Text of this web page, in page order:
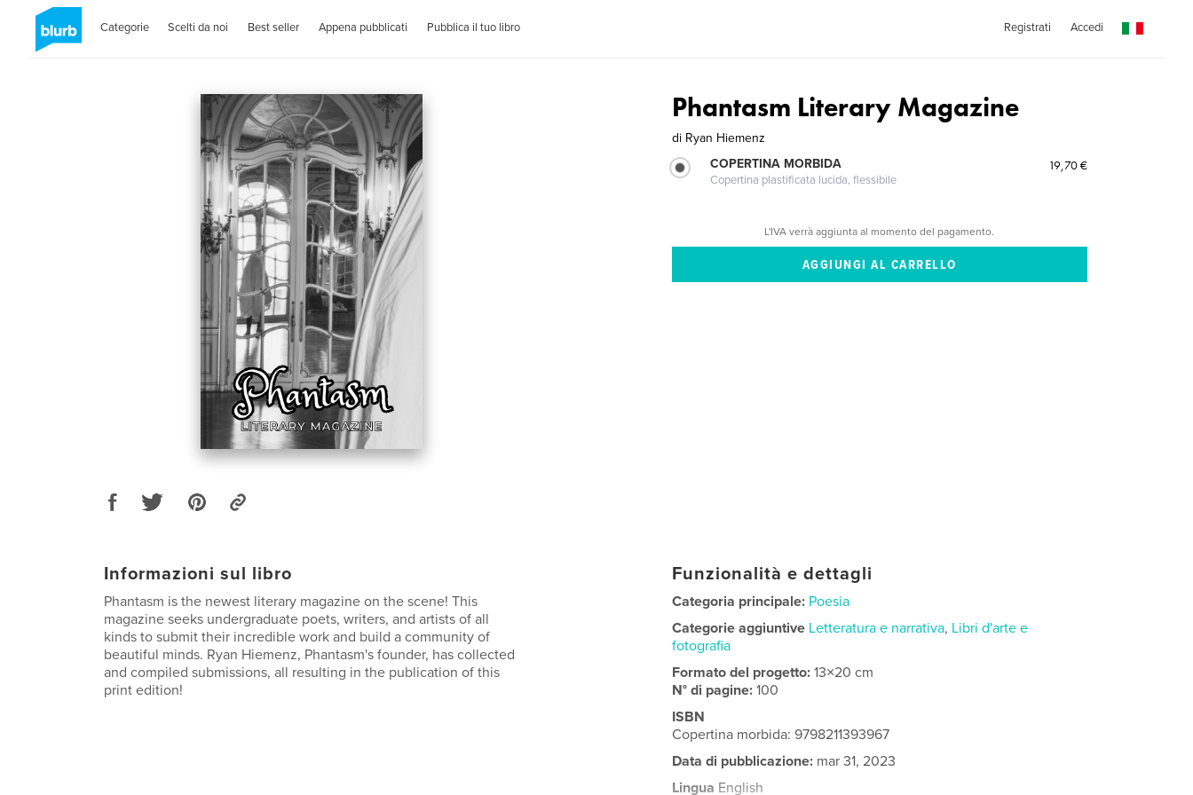
Categorie Scelti da noi Best seller Appena pubblicati Pubblica il tuo libro Registrati Accedi
Phantasm Literary Magazine
di Ryan Hiemenz
COPERTINA MORBIDA
Copertina plastificata lucida, flessibile
19,70 €
L'IVA verrà aggiunta al momento del pagamento.
Informazioni sul libro
Phantasm is the newest literary magazine on the scene! This
magazine seeks undergraduate poets, writers, and artists of all
kinds to submit their incredible work and build a community of
beautiful minds. Ryan Hiemenz, Phantasm's founder, has collected
and compiled submissions, all resulting in the publication of this
print edition!
Funzionalità e dettagli
Categoria principale: Poesia
Categorie aggiuntive Letteratura e narrativa, Libri d'arte e
fotografia
Formato del progetto:13×20 cm
N° di pagine:100
ISBN
Copertina morbida: 9798211393967
Data di pubblicazione: mar 31, 2023
Lingua English